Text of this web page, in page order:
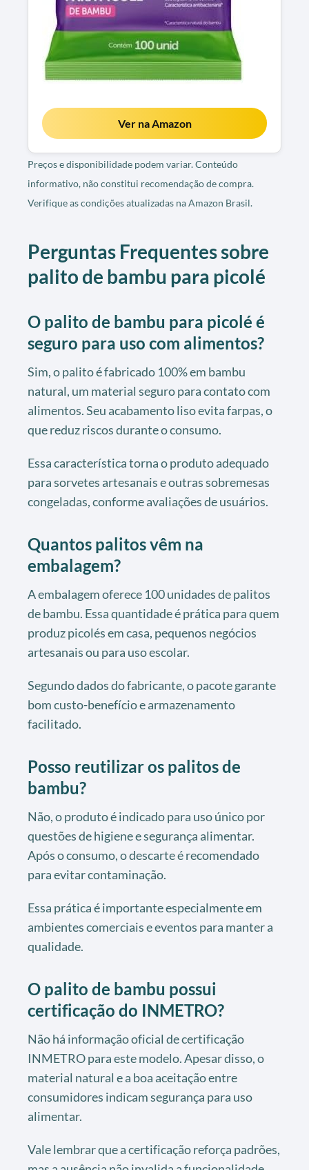
Ver na Amazon
Preços e disponibilidade podem variar. Conteúdo
informativo, não constitui recomendação de compra.
Verifique as condições atualizadas na Amazon Brasil.
Perguntas Frequentes sobre
palito de bambu para picolé
O palito de bambu para picolé é
seguro para uso com alimentos?
Sim, o palito é fabricado 100% em bambu
natural, um material seguro para contato com
alimentos. Seu acabamento liso evita farpas, o
que reduz riscos durante o consumo.
Essa característica torna o produto adequado
para sorvetes artesanais e outras sobremesas
congeladas, conforme avaliações de usuários.
Quantos palitos vêm na
embalagem?
A embalagem oferece 100 unidades de palitos
de bambu. Essa quantidade é prática para quem
produz picolés em casa, pequenos negócios
artesanais ou para uso escolar.
Segundo dados do fabricante, o pacote garante
bom custo-benefício e armazenamento
facilitado.
Posso reutilizar os palitos de
bambu?
Não, o produto é indicado para uso único por
questões de higiene e segurança alimentar.
Após o consumo, o descarte é recomendado
para evitar contaminação.
Essa prática é importante especialmente em
ambientes comerciais e eventos para manter a
qualidade.
O palito de bambu possui
certificação do INMETRO?
Não há informação oficial de certificação
INMETRO para este modelo. Apesar disso, o
material natural e a boa aceitação entre
consumidores indicam segurança para uso
alimentar.
Vale lembrar que a certificação reforça padrões,